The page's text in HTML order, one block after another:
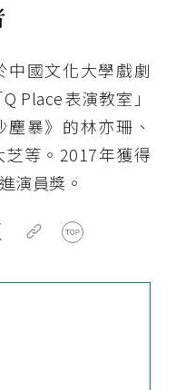
中國文化大學戲劇
Place表演教室」
暴》的林亦珊、
芝等。2017年獲得
演員獎。